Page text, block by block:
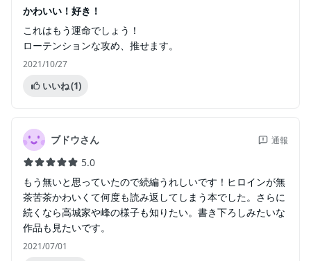
かわいい！好き！
これはもう運命でしょう！
ローテンションな攻め、推せます。
2021/10/27
いいね(1)
ブドウさん 通報
5.0
もう無いと思っていたので続編うれしいです！ヒロインが無
茶苦茶かわいくて何度も読み返してしまう本でした。さらに
続くなら高城家や峰の様子も知りたい。書き下ろしみたいな
作品も見たいです。
2021/07/01